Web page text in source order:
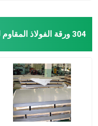
304 ورقة الفولاذ المقاوم للصدأ